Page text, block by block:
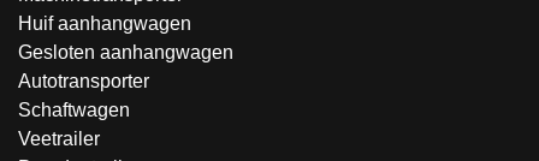
Huif aanhangwagen
Gesloten aanhangwagen
Autotransporter
Schaftwagen
Veetrailer